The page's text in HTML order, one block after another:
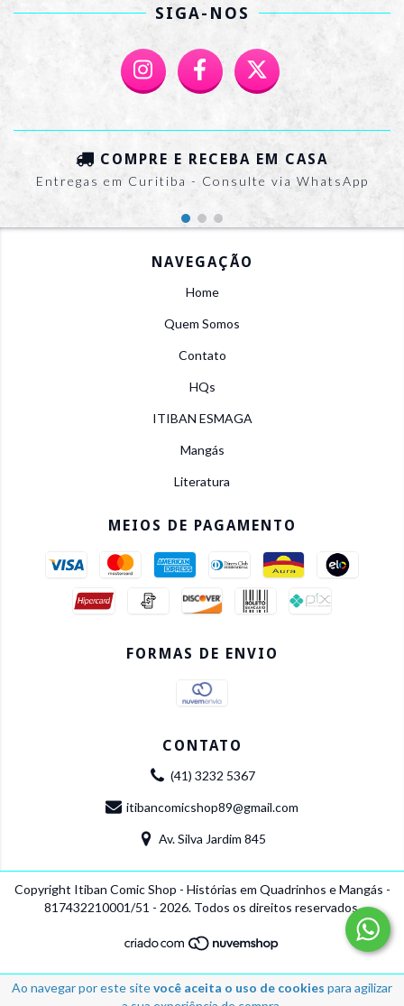
Ao navegar por este sitevocê aceita o uso de cookies para agilizar
SIGA-NOS
COMPRE E RECEBA EM CASA
Entregas em Curitiba - Consulte via WhatsApp
NAVEGAÇÃO
Home
Quem Somos
Contato
HQs
ITIBAN ESMAGA
Mangás
Literatura
MEIOS DE PAGAMENTO
FORMAS DE ENVIO
CONTATO
(41) 3232 5367
itibancomicshop89@gmail.com
Av. Silva Jardim 845
Copyright Itiban Comic Shop - Histórias em Quadrinhos e Mangás -
817432210001/51 - 2026. Todos os direitos reservados.